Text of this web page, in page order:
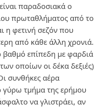
παραδοσιακά ο
πρωταθλήματος από το
η φετινή σεζόν που
από κάθε άλλη χρονιά.
βαθμό επίπεδη με φαρδιά
οποίων οι δέκα δεξιές)
συνθήκες αέρα
γύρω τμήμα της ερήμου
να γλιστράει, αν